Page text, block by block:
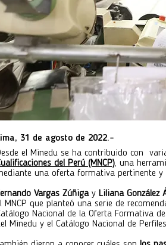
31 de agosto de 2022.-
el Minedu se ha contribuido con
del Perú (MNCP), una
una oferta formativa pertinente y
Vargas Zúñiga y Liliana González
MNCP que planteó una serie de
Nacional de la Oferta Formativa
Minedu y el Catálogo Nacional de